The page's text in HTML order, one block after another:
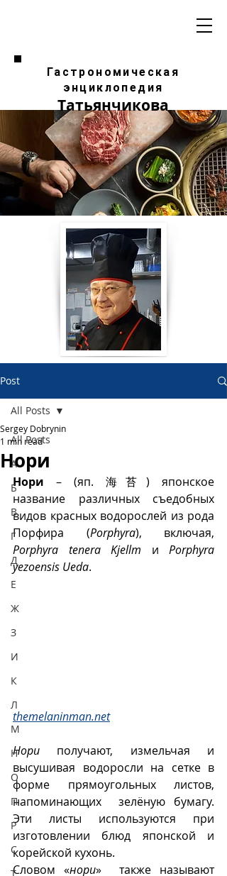
Гастрономическая
энциклопедия
Татьянчикова
Post
All Posts
А
Б
В
Г
Д
Е
Ж
З
И
К
Л
М
Н
О
П
Р
С
All Posts
Нори
Sergey Dobrynin
1 min read
Нори – (яп. 海苔) японское
название различных съедобных
видов красных водорослей из рода
Порфира (Porphyra
Porphyra tenera Kjellm и Porphyra
yezoensis Ueda.
themelaninman.net
Нори получают, измельчая и
высушивая водоросли на сетке в
форме прямоугольных листов,
напоминающих  зелёную бумагу.
Эти листы используются при
изготовлении блюд японской и
корейской кухонь.
Словом «нори»  также называют